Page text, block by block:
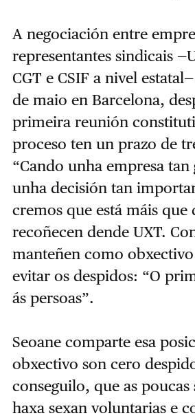
A negociación entre
representantes sindicais
CGT e CSIF a nivel
de maio en Barcelona,
primeira reunión
proceso ten un prazo de
“Cando unha empresa
unha decisión tan
cremos que está máis que
recoñecen dende UXT.
manteñen como
evitar os despidos: “O
ás persoas”.
Seoane comparte esa
obxectivo son cero
conseguilo, que as poucas
haxa sexan voluntarias e